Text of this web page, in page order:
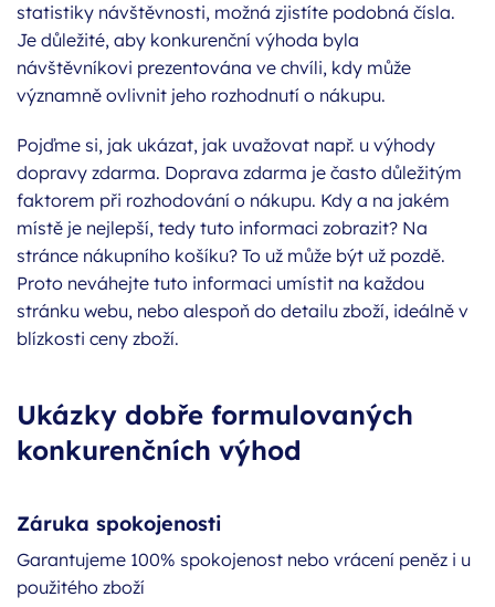
statistiky návštěvnosti, možná zjistíte podobná čísla.
Je důležité, aby konkurenční výhoda byla
návštěvníkovi prezentována ve chvíli, kdy může
významně ovlivnit jeho rozhodnutí o nákupu.
Pojďme si, jak ukázat, jak uvažovat např. u výhody
dopravy zdarma. Doprava zdarma je často důležitým
faktorem při rozhodování o nákupu. Kdy a na jakém
místě je nejlepší, tedy tuto informaci zobrazit? Na
stránce nákupního košíku? To už může být už pozdě.
Proto neváhejte tuto informaci umístit na každou
stránku webu, nebo alespoň do detailu zboží, ideálně v
blízkosti ceny zboží.
Ukázky dobře formulovaných
konkurenčních výhod
Záruka spokojenosti
Garantujeme 100% spokojenost nebo vrácení peněz i u
použitého zboží